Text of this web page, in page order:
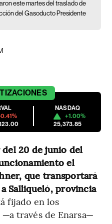
este martes del traslado de
del Gasoducto Presidente
NASDAQ
+1.00%
25,373.85
20 de junio del
el
que transportará
Salliqueló, provincia
fijado en los
través de Enarsa─